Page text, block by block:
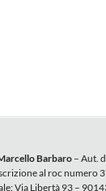
Barbaro– Aut.
al roc numero
Via Libertà 93 –